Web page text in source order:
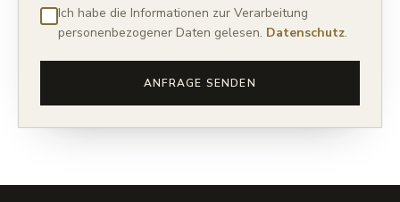
Ich habe die Informationen zur Verarbeitung
personenbezogener Daten gelesen. Datenschutz.
ANFRAGE SENDEN